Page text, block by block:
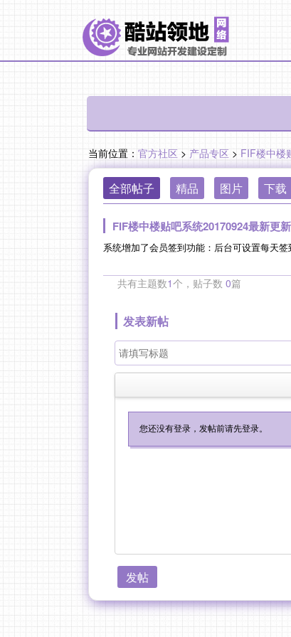
当前位置： 官方社区 > 产品专区 > FIF楼中楼
全部帖子 精品 图片 下载
FIF楼中楼贴吧系统20170924最新更
共有主题数1个，贴子数 0篇
发表新帖
发帖